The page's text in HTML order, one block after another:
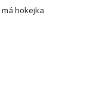
má hokejka